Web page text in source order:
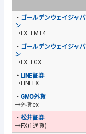
・ ゴールデンウェイジャパ
ン
→FXTFMT4
・ ゴールデンウェイジャパ
ン
→FXTFGX
・ LINE証券
→LINEFX
・ GMO外貨
→外貨ex
・ 松井証券
→FX(1通貨)